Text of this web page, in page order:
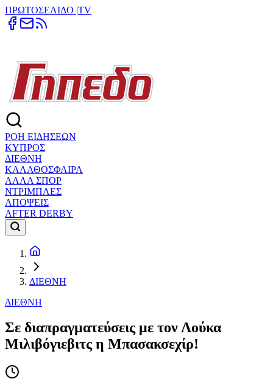
ΠΡΩΤΟΣΕΛΙΔΟ |TV
ΡΟΗ ΕΙΔΗΣΕΩΝ
ΚΥΠΡΟΣ
ΔΙΕΘΝΗ
ΚΑΛΑΘΟΣΦΑΙΡΑ
ΑΛΛΑ ΣΠΟΡ
ΝΤΡΙΜΠΛΕΣ
ΑΠΟΨΕΙΣ
AFTER DERBY
ΔΙΕΘΝΗ
ΔΙΕΘΝΗ
Σε διαπραγματεύσεις με τον Λούκα
Μιλιβόγιεβιτς η Μπασακσεχίρ!